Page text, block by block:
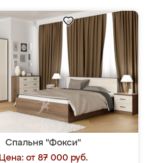
Спальня "Фокси"
Цена: от 87 000 руб.